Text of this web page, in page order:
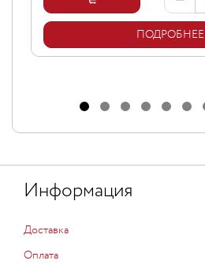
ПОДРОБНЕЕ
Информация
Доставка
Оплата